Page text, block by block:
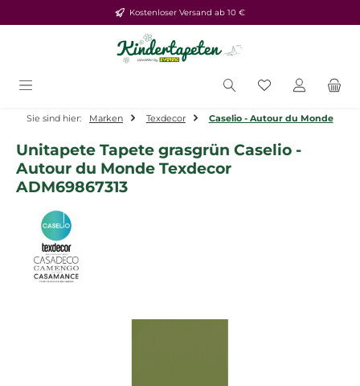
Zum Hauptinhalt springenKostenloser Versand ab 10 €
Du hast 0
Sie sind hier: Marken Texdecor Caselio - Autour du Monde
Unitapete Tapete grasgrün Caselio -
Autour du Monde Texdecor
ADM69867313